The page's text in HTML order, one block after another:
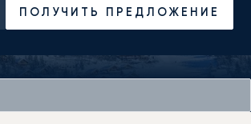
ПОЛУЧИТЬ ПРЕДЛОЖЕНИЕ